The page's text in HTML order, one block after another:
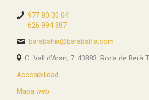
977 80 30 04
626 994 887
barabahia@barabahia.com
C. Vall d’Aran, 7. 43883. Roda de Berà
Accesibilidad
Mapa web